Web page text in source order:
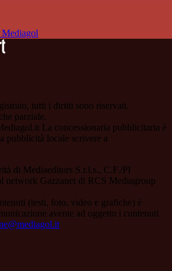
tutti i diritti sono riservati.
parziale.
La concessionaria pubblicitaria è
pubblicità locale scrivere a
di Mediaeditors S.r.l.s., C.F./PI
network Gazzanet di RCS Mediagroup
(testi, foto, video e grafiche) è
avente ad oggetto i contenuti